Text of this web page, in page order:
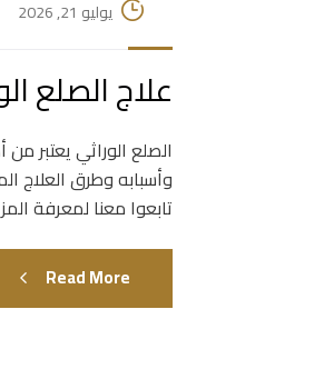
يوليو 21, 2026
علاج الصلع
الصلع الوراثي يعتبر
وأسبابه وطرق العلاج
تابعوا معنا لمعرفة
Read More